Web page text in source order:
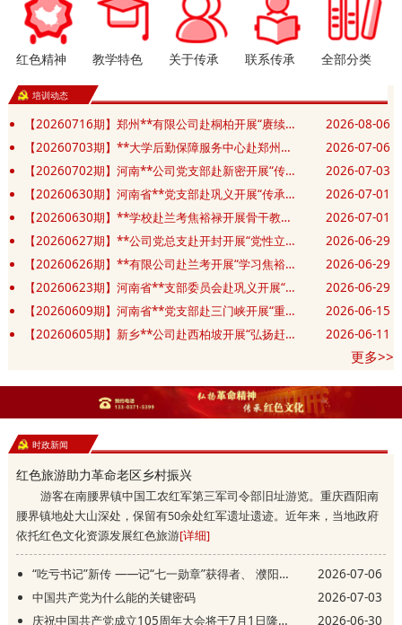
红色精神 教学特色 关于传承 联系传承 全部分类
培训动态
【20260716期】郑州**有限公司赴桐柏开展“赓续红色血脉 汲取奋进力量”党性修养专题培训班
2026-08-06
【20260703期】**大学后勤保障服务中心赴郑州开展“赓续精神践初心 实干笃行勇担当”主题党日活动
2026-07-06
【20260702期】河南**公司党支部赴新密开展“传承豫西抗战精神 筑牢党建应急先锋”主题党日活动
2026-07-03
【20260630期】河南省**党支部赴巩义开展“传承抗战精神 砥砺奋进新征程”庆七一主题党日活动
2026-07-01
【20260630期】**学校赴兰考焦裕禄开展骨干教师和班主任业务能力提升培训班
2026-07-01
【20260627期】**公司党总支赴开封开展“党性立身践政绩 清正廉洁葆底色”主题党日活动
2026-06-29
【20260626期】**有限公司赴兰考开展“学习焦裕禄精神 锤炼坚强党性”主题教育活动
2026-06-29
【20260623期】河南省**支部委员会赴巩义开展“党建共建凝合力 清风廉洁筑防线”主题党日活动
2026-06-29
【20260609期】河南省**党支部赴三门峡开展“重走长征红色足迹 赓续初心薪火相传”主题党日活动
2026-06-15
【20260605期】新乡**公司赴西柏坡开展“弘扬赶考精神 砥砺实干作风”红色教育培训班
2026-06-11
更多>>
时政新闻
红色旅游助力革命老区乡村振兴
游客在南腰界镇中国工农红军第三军司令部旧址游览。重庆酉阳南
腰界镇地处大山深处，保留有50余处红军遗址遗迹。近年来，当地政府
依托红色文化资源发展红色旅游[详细]
“吃亏书记”新传 ——记“七一勋章”获得者、 濮阳县庆祖镇西辛庄村党支部书记李连成
2026-07-06
中国共产党为什么能的关键密码
2026-07-03
庆祝中国共产党成立105周年大会将于7月1日隆重举行
2026-06-30